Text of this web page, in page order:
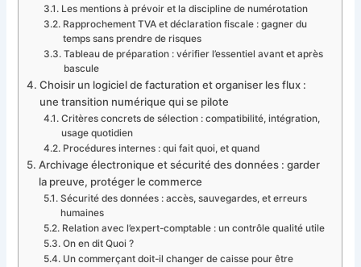
Les mentions à prévoir et la discipline de numérotation
Rapprochement TVA et déclaration fiscale : gagner du
temps sans prendre de risques
Tableau de préparation : vérifier l’essentiel avant et après
bascule
Choisir un logiciel de facturation et organiser les flux :
une transition numérique qui se pilote
Critères concrets de sélection : compatibilité, intégration,
usage quotidien
Procédures internes : qui fait quoi, et quand
Archivage électronique et sécurité des données : garder
la preuve, protéger le commerce
Sécurité des données : accès, sauvegardes, et erreurs
humaines
Relation avec l’expert-comptable : un contrôle qualité utile
On en dit Quoi ?
Un commerçant doit-il changer de caisse pour être